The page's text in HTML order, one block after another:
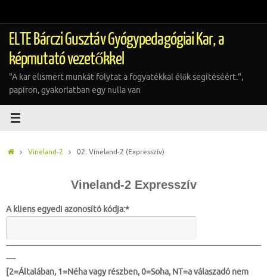
tartalomra
ELTE Bárczi Gusztáv Gyógypedagógiai Kar, a
képmutató vezetőkkel
"A kar elismert munkát folytat a fogyatékkal élők segítéséért.",
papíron, gyakorlatban egy nulla van
HomeVineland-2 02. Vineland-2 (Expresszív)
Vineland-2 Expresszív
A kliens egyedi azonosító kódja:*
-----------------------------------------------------------------------------------------------------------
----
[2=Általában, 1=Néha vagy részben, 0=Soha, NT=a válaszadó nem